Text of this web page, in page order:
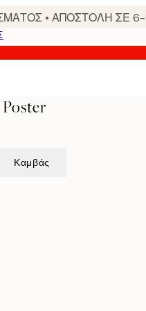
• ΑΠΟΣΤΟΛΗ ΣΕ
Καμβάς